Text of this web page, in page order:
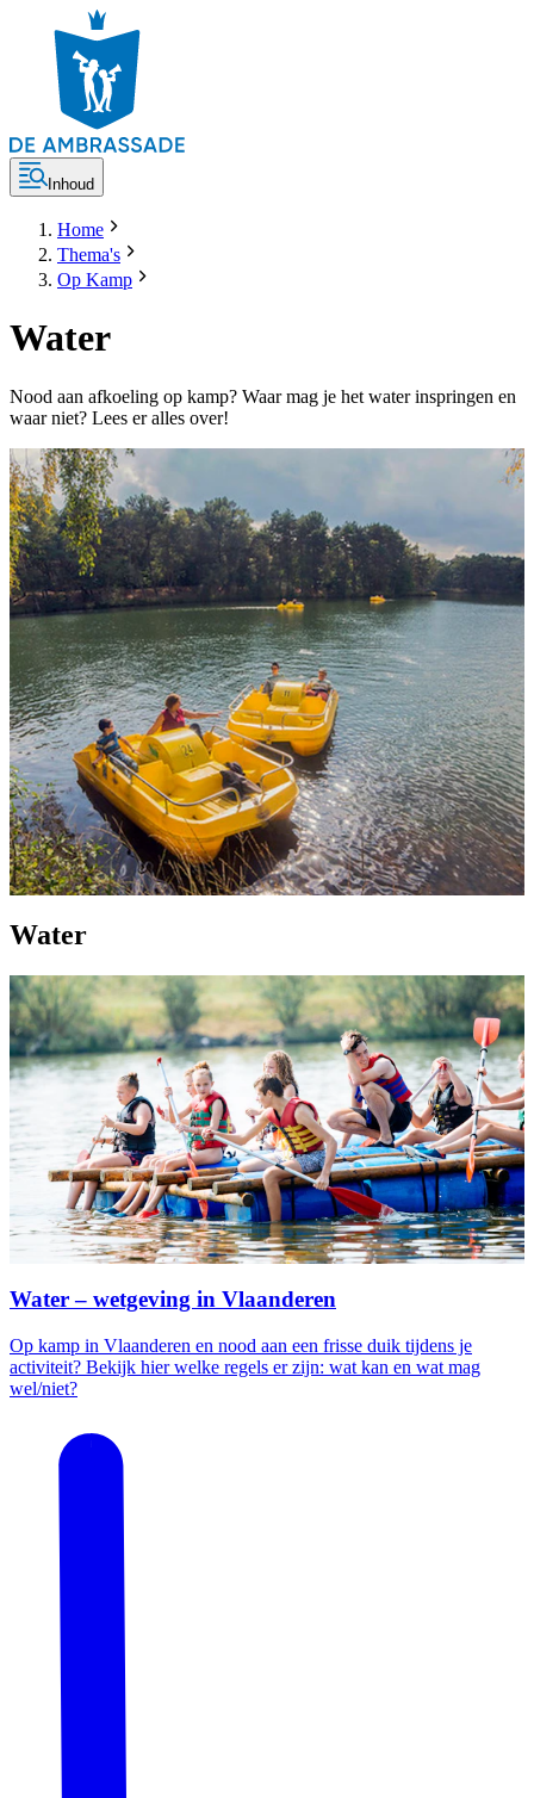
Inhoud
Home
Thema's
Op Kamp
Water
Nood aan afkoeling op kamp? Waar mag je het water inspringen en
waar niet? Lees er alles over!
Water
Water – wetgeving in Vlaanderen
Op kamp in Vlaanderen en nood aan een frisse duik tijdens je
activiteit? Bekijk hier welke regels er zijn: wat kan en wat mag
wel/niet?